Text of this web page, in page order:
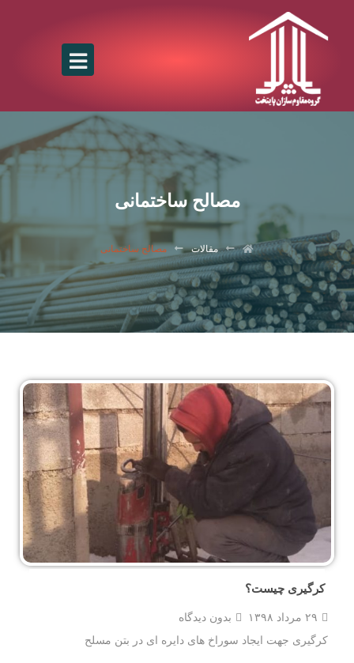
مصالح ساختمانی
مقالات مصالح ساختمانی
کرگیری چیست؟
۲۹ مرداد ۱۳۹۸
بدون دیدگاه
کرگیری جهت ایجاد سوراخ های دایره ای در بتن مسلح